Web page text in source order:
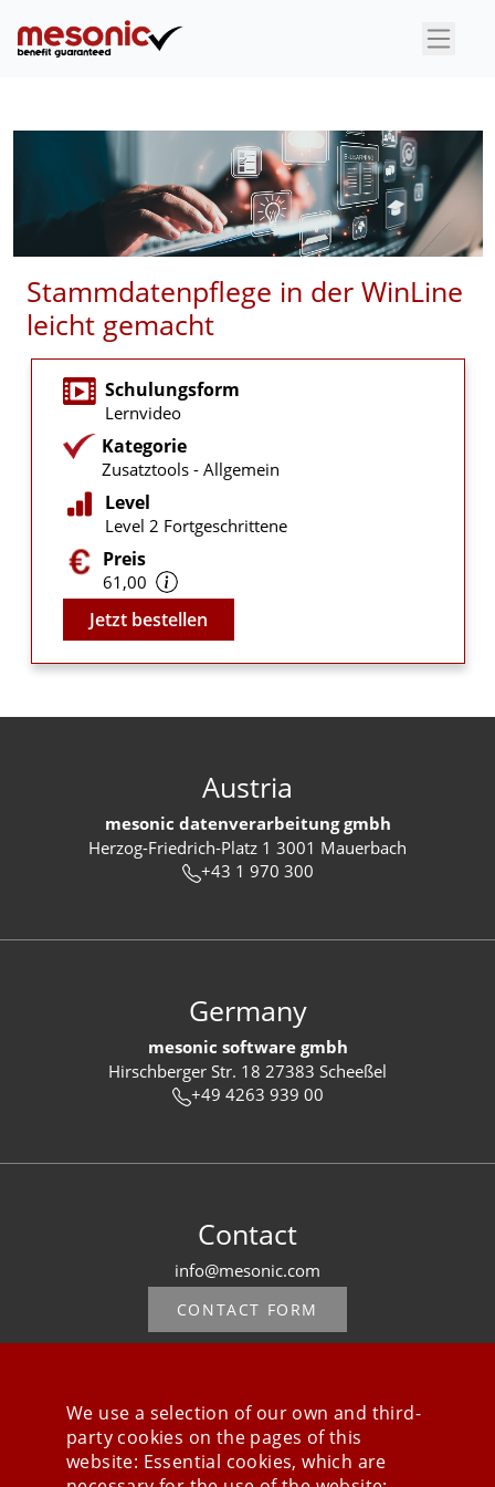
×
Stammdatenpflege in der WinLine
leicht gemacht
Schulungsform
Lernvideo
Kategorie
Zusatztools - Allgemein
Level
Level 2 Fortgeschrittene
Preis
61,00
Video
Jetzt bestellen
Austria
mesonic datenverarbeitung gmbh
Herzog-Friedrich-Platz 1 3001 Mauerbach
+43 1 970 300
Germany
mesonic software gmbh
Hirschberger Str. 18 27383 Scheeßel
+49 4263 939 00
Contact
info@mesonic.com
CONTACT FORM
Stay connected
We use a selection of our own and third-
party cookies on the pages of this
website: Essential cookies, which are